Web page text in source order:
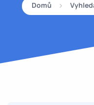
Domů